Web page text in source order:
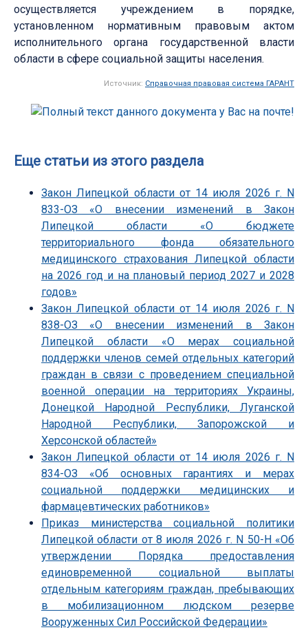
осуществляется учреждением в порядке,
установленном нормативным правовым актом
исполнительного органа государственной власти
области в сфере социальной защиты населения.
Источник: Справочная правовая система ГАРАНТ
Еще статьи из этого раздела
Закон Липецкой области от 14 июля 2026 г. N
833-ОЗ «О внесении изменений в Закон
Липецкой области «О бюджете
территориального фонда обязательного
медицинского страхования Липецкой области
на 2026 год и на плановый период 2027 и 2028
годов»
Закон Липецкой области от 14 июля 2026 г. N
838-ОЗ «О внесении изменений в Закон
Липецкой области «О мерах социальной
поддержки членов семей отдельных категорий
граждан в связи с проведением специальной
военной операции на территориях Украины,
Донецкой Народной Республики, Луганской
Народной Республики, Запорожской и
Херсонской областей»
Закон Липецкой области от 14 июля 2026 г. N
834-ОЗ «Об основных гарантиях и мерах
социальной поддержки медицинских и
фармацевтических работников»
Приказ министерства социальной политики
Липецкой области от 8 июля 2026 г. N 50-Н «Об
утверждении Порядка предоставления
единовременной социальной выплаты
отдельным категориям граждан, пребывающих
в мобилизационном людском резерве
Вооруженных Сил Российской Федерации»